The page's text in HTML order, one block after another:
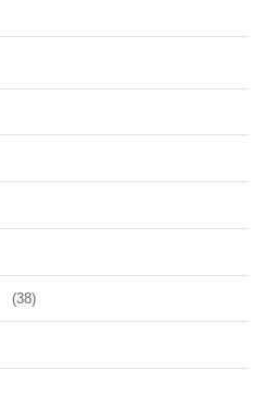
(38)